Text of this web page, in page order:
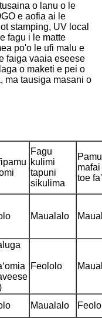
o lanu o le
e aofia ai le
stamping, UV local
fagu i le matte
po'o le ufi malu e
faiga vaaia eseese
o maketi e pei o
ma tausiga masani o
pamu
Fagu
kulimi
tapuni
sikulima
toe
Maualalo
Feololo
Maualalo